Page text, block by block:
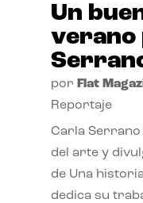
Un
verano
por Flat
Reportaje
Carla
del arte y
de Una
dedica su